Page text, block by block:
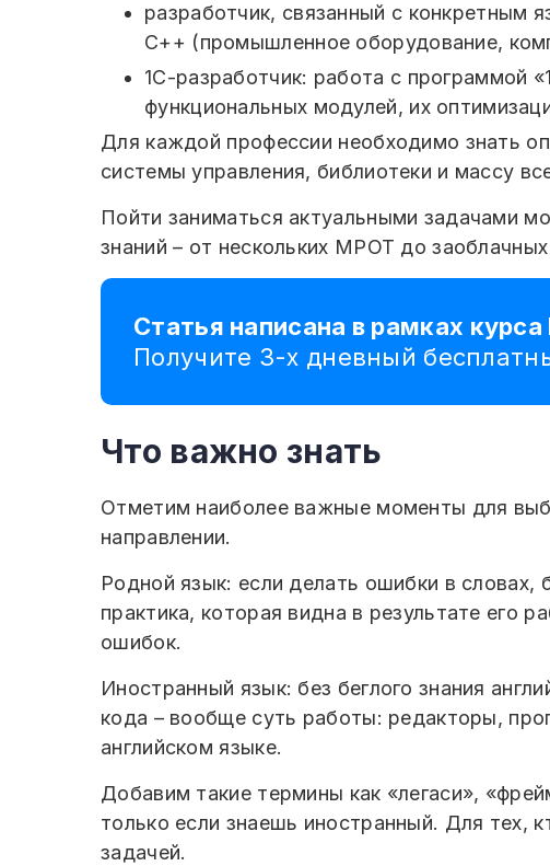
разработчик, связанный с конкретным
C++ (промышленное оборудование,
1С-разработчик: работа с программой
функциональных модулей, их
Для каждой профессии необходимо знать
системы управления, библиотеки и массу
Пойти заниматься актуальными задачами
знаний – от нескольких МРОТ до
Статья написана в рамках
Получите 3-х дневный
Что важно знать
Отметим наиболее важные моменты для
направлении.
Родной язык: если делать ошибки в
практика, которая видна в результате его
ошибок.
Иностранный язык: без беглого знания
кода – вообще суть работы: редакторы,
английском языке.
Добавим такие термины как «легаси»,
только если знаешь иностранный. Для тех,
задачей.